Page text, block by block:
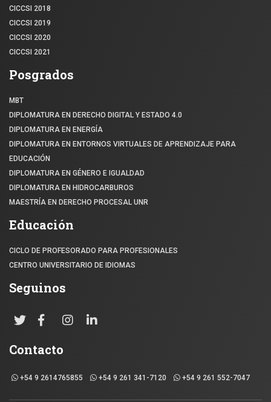
CICCSI 2018
CICCSI 2019
CICCSI 2020
CICCSI 2021
Posgrados
MBT
DIPLOMATURA EN DERECHO DIGITAL Y ESTADO 4.0
DIPLOMATURA EN ENERGÍA
DIPLOMATURA EN ENTORNOS VIRTUALES DE APRENDIZAJE PARA
EDUCACIÓN
DIPLOMATURA EN GÉNERO E IGUALDAD
DIPLOMATURA EN HIDROCARBUROS
MAESTRÍA EN DERECHO PROCESAL UNR
Educación
CICLO DE PROFESORADO PARA PROFESIONALES
CENTRO UNIVERSITARIO DE IDIOMAS
Seguinos
Contacto
+54 9 2614765855 +54 9 261 341-7120 +54 9 261 552-7047